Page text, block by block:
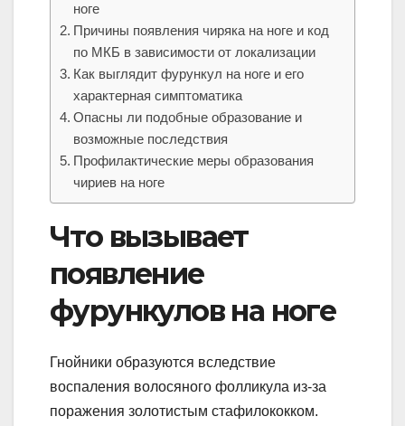
ноге
Причины появления чиряка на ноге и код
по МКБ в зависимости от локализации
Как выглядит фурункул на ноге и его
характерная симптоматика
Опасны ли подобные образование и
возможные последствия
Профилактические меры образования
чириев на ноге
Что вызывает
появление
фурункулов на ноге
Гнойники образуются вследствие
воспаления волосяного фолликула из-за
поражения золотистым стафилококком.